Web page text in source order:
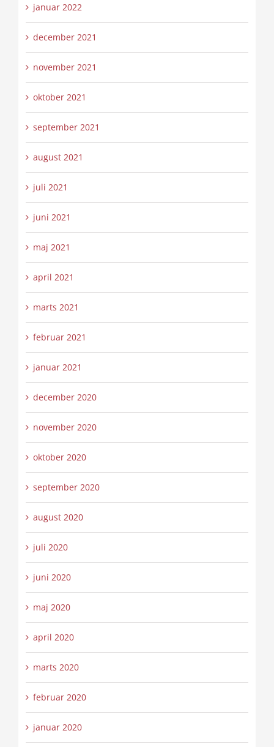
januar 2022
december 2021
november 2021
oktober 2021
september 2021
august 2021
juli 2021
juni 2021
maj 2021
april 2021
marts 2021
februar 2021
januar 2021
december 2020
november 2020
oktober 2020
september 2020
august 2020
juli 2020
juni 2020
maj 2020
april 2020
marts 2020
februar 2020
januar 2020